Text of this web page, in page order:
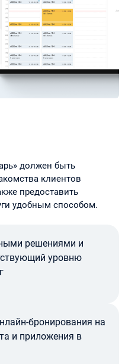
должен быть
клиентов
предоставить
удобным способом.
решениями и
уровню
бронирования на
и приложения в